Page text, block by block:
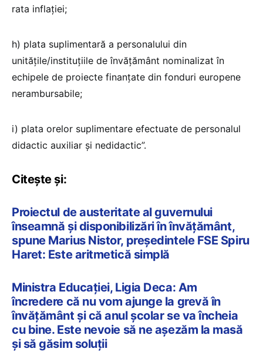
rata inflației;
h) plata suplimentară a personalului din
unitățile/instituţiile de învățământ nominalizat în
echipele de proiecte finanţate din fonduri europene
nerambursabile;
i) plata orelor suplimentare efectuate de personalul
didactic auxiliar și nedidactic”.
Citește și:
Proiectul de austeritate al guvernului
înseamnă și disponibilizări în învățământ,
spune Marius Nistor, președintele FSE Spiru
Haret: Este aritmetică simplă
Ministra Educației, Ligia Deca: Am
încredere că nu vom ajunge la grevă în
învățământ și că anul școlar se va încheia
cu bine. Este nevoie să ne așezăm la masă
și să găsim soluții